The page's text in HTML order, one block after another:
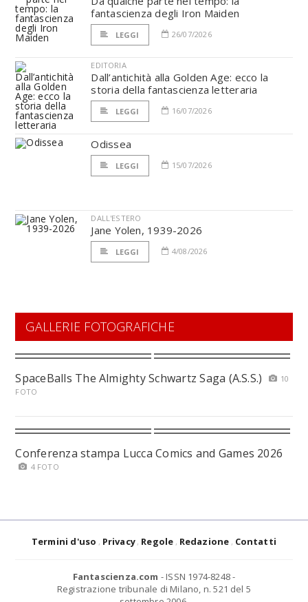
fantascienza degli Iron Maiden
LEGGI 26/07/2026
EDITORIA
Dall’antichità alla Golden Age: ecco la
storia della fantascienza letteraria
LEGGI 16/07/2026
Odissea
LEGGI 15/07/2026
DALL'ESTERO
Jane Yolen, 1939-2026
LEGGI 4/08/2026
GALLERIE FOTOGRAFICHE
SpaceBalls The Almighty Schwartz Saga (A.S.S.)
10
FOTO
Conferenza stampa Lucca Comics and Games 2026
4 FOTO
Termini d'uso Privacy Regole Redazione Contatti
Fantascienza.com - ISSN 1974-8248 -
Registrazione tribunale di Milano, n. 521 del 5